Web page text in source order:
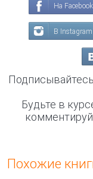
На Facebook
В Instagram
Будьте в
Похожие